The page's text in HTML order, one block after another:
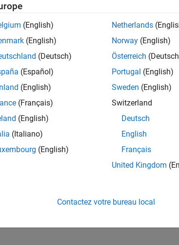
(English)
(English)
(Deutsch)
(Español)
(English)
(Français)
(English)
(Italiano)
(English)
Netherlands
Norway (English)
Österreich
Portugal (English)
Sweden (English)
Switzerland
Deutsch
English
Français
United Kingdom
Contactez votre bureau local